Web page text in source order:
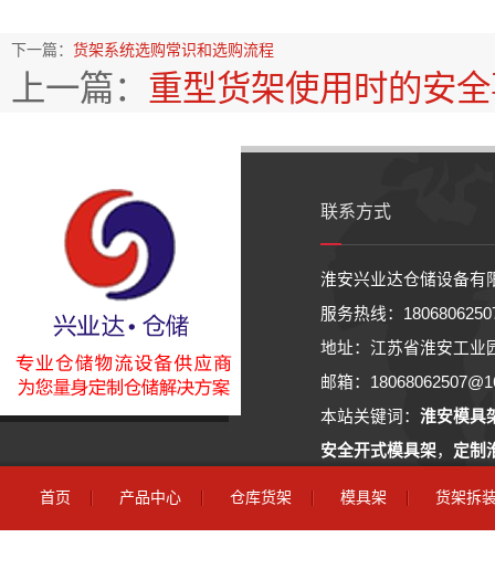
下一篇： 货架系统选购常识和选购流程
上一篇： 重型货架使用时的安
联系方式
淮安兴业达仓储设备有
服务热线：
地址：江苏省淮安工业
邮箱：
本站关键词： 淮安模具
安全开式模具架， 定制
首页 产品中心 仓库货架 模具架 货架拆